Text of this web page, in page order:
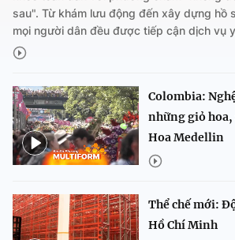
sau". Từ khám lưu động đến xây dựng hồ
mọi người dân đều được tiếp cận dịch vụ
Colombia:
những giỏ hoa,
Hoa Medellin
Thể chế mới:
Hồ Chí Minh